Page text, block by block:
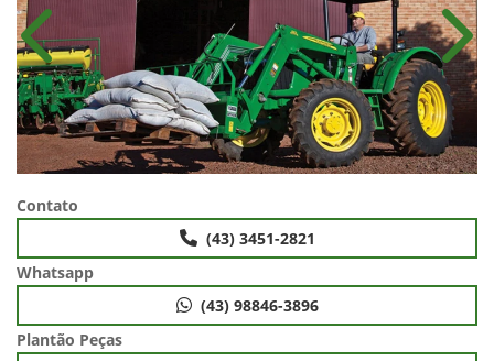
Anterior
Contato
(43) 3451-2821
Whatsapp
(43) 98846-3896
Plantão Peças